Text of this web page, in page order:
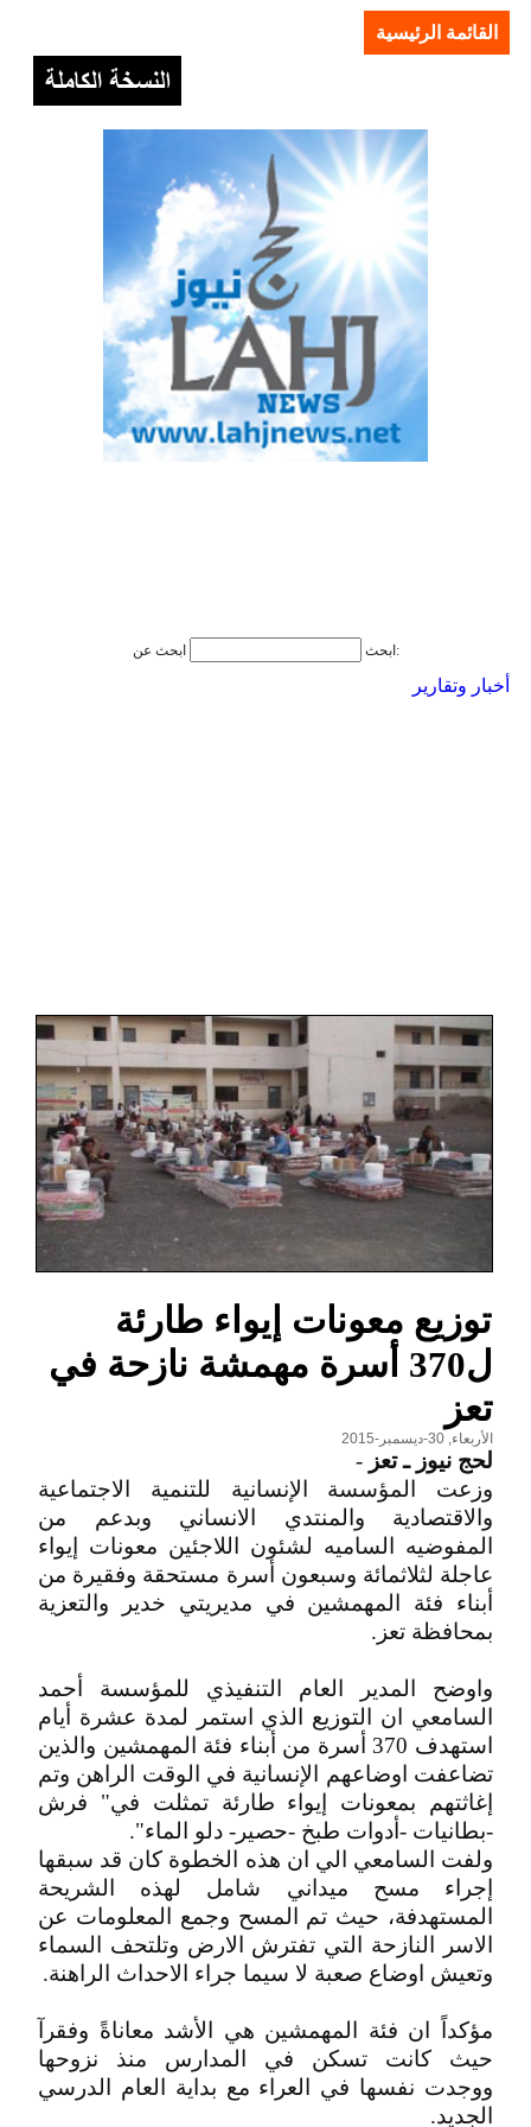
القائمة الرئيسية
ابحث ابحث عن:
أخبار وتقارير
توزيع معونات إيواء طارئة
ل370 أسرة مهمشة نازحة في
تعز
الأربعاء, 30-ديسمبر-2015
لحج نيوز ـ تعز -
وزعت المؤسسة الإنسانية للتنمية الاجتماعية
والاقتصادية والمنتدي الانساني وبدعم من
المفوضيه الساميه لشئون اللاجئين معونات إيواء
عاجلة لثلاثمائة وسبعون أسرة مستحقة وفقيرة من
أبناء فئة المهمشين في مديريتي خدير والتعزية
بمحافظة تعز.
واوضح المدير العام التنفيذي للمؤسسة أحمد
السامعي ان التوزيع الذي استمر لمدة عشرة أيام
استهدف 370 أسرة من أبناء فئة المهمشين والذين
تضاعفت اوضاعهم الإنسانية في الوقت الراهن وتم
إغاثتهم بمعونات إيواء طارئة تمثلت في" فرش
-بطانيات -أدوات طبخ -حصير- دلو الماء".
ولفت السامعي الي ان هذه الخطوة كان قد سبقها
إجراء مسح ميداني شامل لهذه الشريحة
المستهدفة، حيث تم المسح وجمع المعلومات عن
الاسر النازحة التي تفترش الارض وتلتحف السماء
وتعيش اوضاع صعبة لا سيما جراء الاحداث الراهنة.
مؤكداً ان فئة المهمشين هي الأشد معاناةً وفقرآ
حيث كانت تسكن في المدارس منذ نزوحها
ووجدت نفسها في العراء مع بداية العام الدرسي
الجديد.